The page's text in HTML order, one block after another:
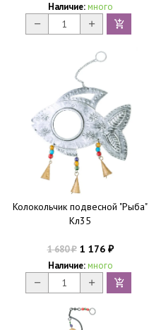
Наличие: много
Колокольчик подвесной "Рыба"
Кл35
1 680₽1 176 ₽
Наличие: много